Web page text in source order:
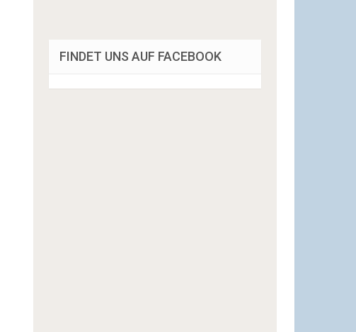
FINDET UNS AUF FACEBOOK